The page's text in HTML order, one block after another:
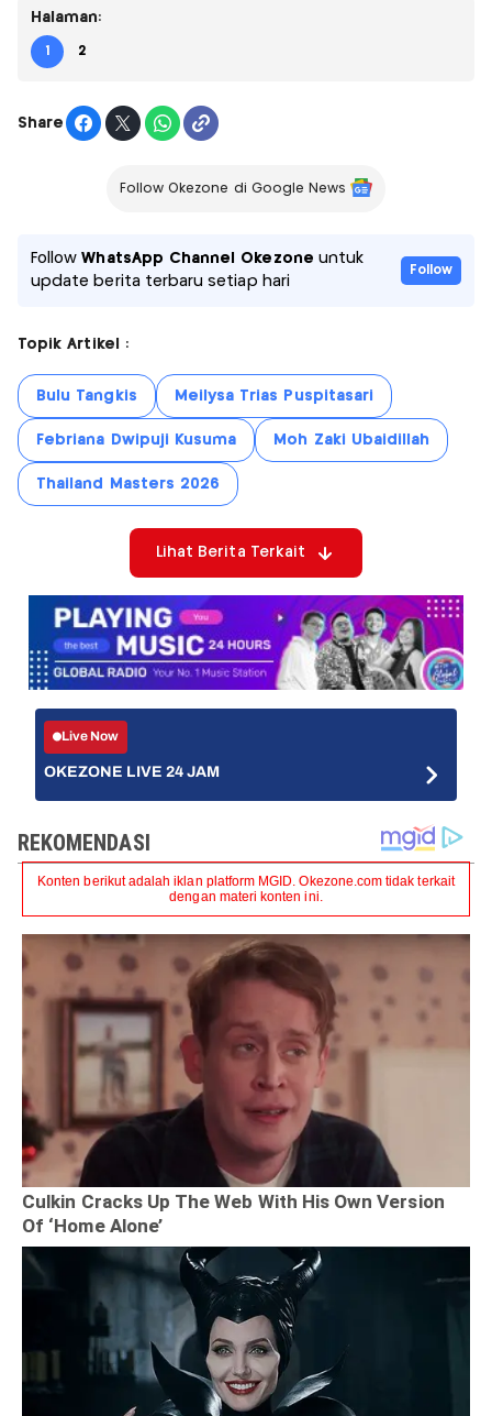
Halaman:
1 2
Share
Follow Okezone di Google News
FollowWhatsApp Channel Okezone untuk
update berita terbaru setiap hari
Follow
Topik Artikel :
Bulu Tangkis Meilysa Trias Puspitasari
Febriana Dwipuji Kusuma Moh Zaki Ubaidillah
Thailand Masters 2026
Lihat Berita Terkait
Live Now
OKEZONE LIVE 24 JAM